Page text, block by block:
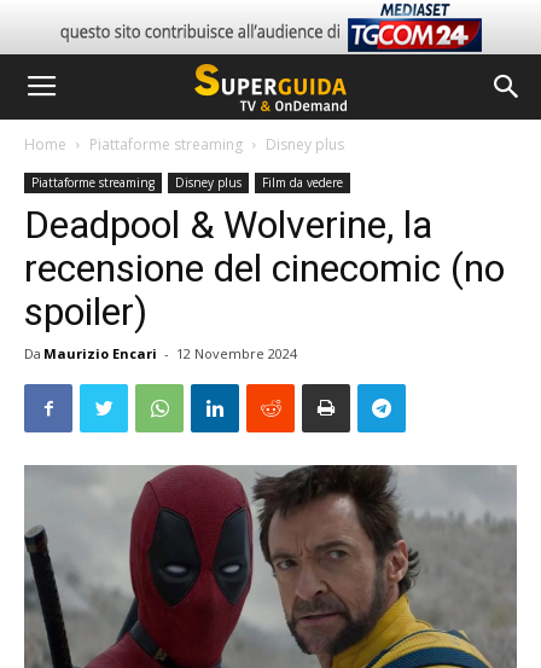
Home Piattaforme streaming Disney plus
Piattaforme streaming Disney plus Film da vedere
Deadpool & Wolverine, la
recensione del cinecomic (no
spoiler)
Da Maurizio Encari - 12 Novembre 2024